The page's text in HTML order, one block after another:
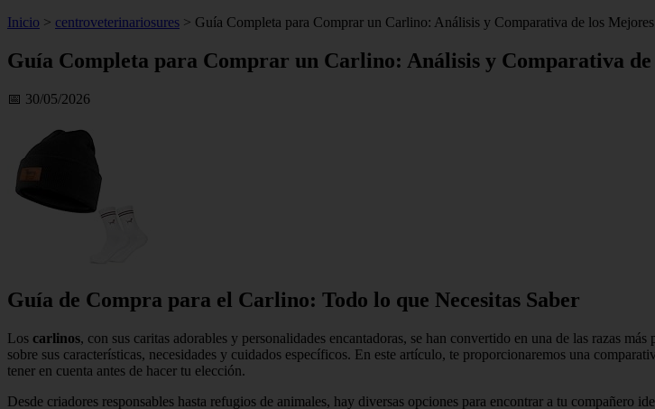
Inicio > centroveterinariosures > Guía Completa para Comprar un Carlino: Análisis y Comparativa de los
Guía Completa para Comprar un Carlino: Análisis y Comparativa
📅 30/05/2026
Guía de Compra para el Carlino: Todo lo que Necesitas Saber
Los carlinos, con sus caritas adorables y personalidades encantadoras, se han convertido en una de las razas
sobre sus características, necesidades y cuidados específicos. En este artículo, te proporcionaremos una
tener en cuenta antes de hacer tu elección.
Desde criadores responsables hasta refugios de animales, hay diversas opciones para encontrar a tu compañero